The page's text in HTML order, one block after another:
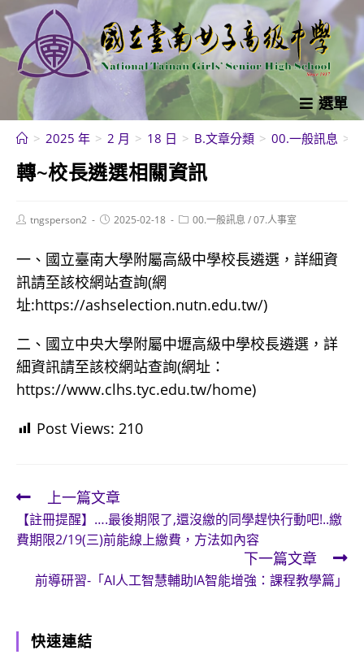
跳
轉
至
內
選單
> 2025 年 > 2 月 > 18 日 > B.文章分類 > 00.一般訊息 >
轉~校長遴選相關資訊
Posttngsperson2
Post2025-02-18
Post00.一般訊息 /07.人事室
一、國立臺南大學附屬高級中學校長遴選，詳細資
訊請至該校網站查詢(網
址:https://ashselection.nutn.edu.tw/)
二、國立中央大學附屬中壢高級中學校長遴選，詳
細資訊請至該校網站查詢(網址：
https://www.clhs.tyc.edu.tw/home)
Post Views: 210
Read
more
articles
上一篇文章
【註冊提醒】….最後期限了,還沒繳的同學趕快行動吧!..繳
費期限2/19(三)前能線上繳費，方法如內容
下一篇文章
前導研習-「AI人工智慧輔助IA智能增強：課程教學篇」
快速連結